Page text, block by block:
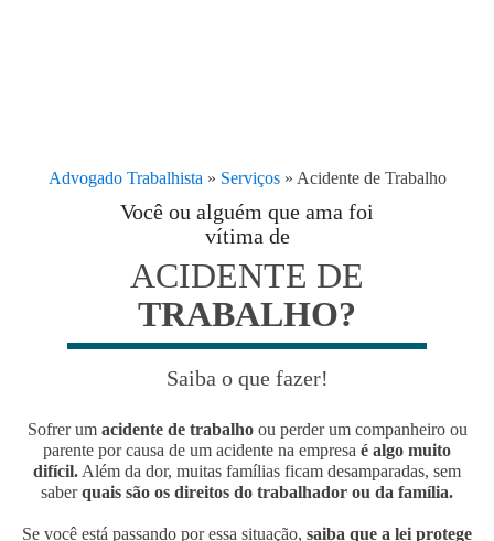
Advogado Trabalhista » Serviços» Acidente de Trabalho
Você ou alguém que ama foi
vítima de
ACIDENTE DE
TRABALHO?
Saiba o que fazer!
Sofrer um acidente de trabalhoou perder um companheiro ou
parente por causa de um acidente na empresa é algo muito
difícil. Além da dor, muitas famílias ficam desamparadas, sem
saberquais são os direitos do trabalhador ou da família.
Se você está passando por essa situação, saiba que a lei protege